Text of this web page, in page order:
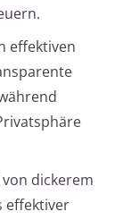
effektiven
dickerem
effektiver